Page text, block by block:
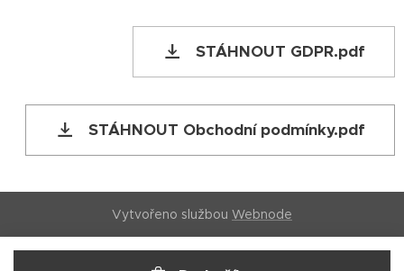
STÁHNOUT GDPR.pdf
STÁHNOUT Obchodní podmínky.pdf
Vytvořeno službou Webnode